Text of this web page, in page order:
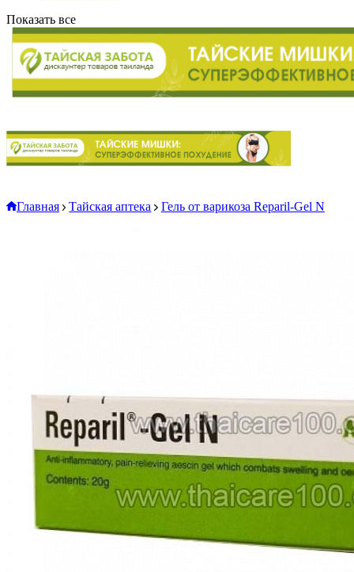
Показать все
Главная Тайская аптека Гель от варикоза Reparil-Gel N